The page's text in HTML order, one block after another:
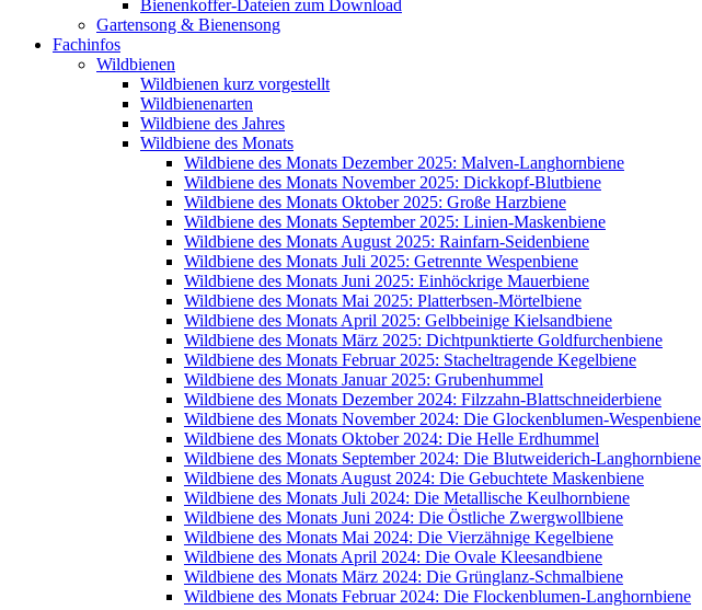
Bienenkoffer-Dateien zum Download
Gartensong & Bienensong
Fachinfos
Wildbienen
Wildbienen kurz vorgestellt
Wildbienenarten
Wildbiene des Jahres
Wildbiene des Monats
Wildbiene des Monats Dezember 2025: Malven-Langhornbiene
Wildbiene des Monats November 2025: Dickkopf-Blutbiene
Wildbiene des Monats Oktober 2025: Große Harzbiene
Wildbiene des Monats September 2025: Linien-Maskenbiene
Wildbiene des Monats August 2025: Rainfarn-Seidenbiene
Wildbiene des Monats Juli 2025: Getrennte Wespenbiene
Wildbiene des Monats Juni 2025: Einhöckrige Mauerbiene
Wildbiene des Monats Mai 2025: Platterbsen-Mörtelbiene
Wildbiene des Monats April 2025: Gelbbeinige Kielsandbiene
Wildbiene des Monats März 2025: Dichtpunktierte Goldfurchenbiene
Wildbiene des Monats Februar 2025: Stacheltragende Kegelbiene
Wildbiene des Monats Januar 2025: Grubenhummel
Wildbiene des Monats Dezember 2024: Filzzahn-Blattschneiderbiene
Wildbiene des Monats November 2024: Die Glockenblumen-Wespenbiene
Wildbiene des Monats Oktober 2024: Die Helle Erdhummel
Wildbiene des Monats September 2024: Die Blutweiderich-Langhornbiene
Wildbiene des Monats August 2024: Die Gebuchtete Maskenbiene
Wildbiene des Monats Juli 2024: Die Metallische Keulhornbiene
Wildbiene des Monats Juni 2024: Die Östliche Zwergwollbiene
Wildbiene des Monats Mai 2024: Die Vierzähnige Kegelbiene
Wildbiene des Monats April 2024: Die Ovale Kleesandbiene
Wildbiene des Monats März 2024: Die Grünglanz-Schmalbiene
Wildbiene des Monats Februar 2024: Die Flockenblumen-Langhornbiene